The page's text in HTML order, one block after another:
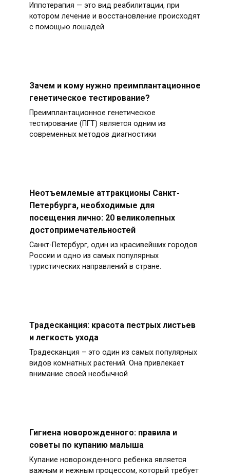
Иппотерапия — это вид реабилитации, при
котором лечение и восстановление происходят
с помощью лошадей.
Зачем и кому нужно преимплантационное
генетическое тестирование?
Преимплантационное генетическое
тестирование (ПГТ) является одним из
современных методов диагностики
Неотъемлемые аттракционы Санкт-
Петербурга, необходимые для
посещения лично: 20 великолепных
достопримечательностей
Санкт-Петербург, один из красивейших городов
России и одно из самых популярных
туристических направлений в стране.
Традесканция: красота пестрых листьев
и легкость ухода
Традесканция – это один из самых популярных
видов комнатных растений. Она привлекает
внимание своей необычной
Гигиена новорожденного: правила и
советы по купанию малыша
Купание новорожденного ребенка является
важным и нежным процессом, который требует